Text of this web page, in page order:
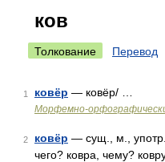
ков
Толкование Перевод
1 ковёр — ковёр/ …
Морфемно-
2 ковёр — сущ., м.,
чего? ковра, чему?